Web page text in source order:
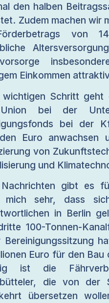
den halben
Zudem machen wir
Förderbetrags
Einkommen
wichtigen Schritt
bei der
bei der
Euro anwachsen
von
und
gibt es
mich sehr, dass
in Berlin
100-Tonnen-
Bereinigungssitzung
Euro für den
ist die
die von der
übersetzen